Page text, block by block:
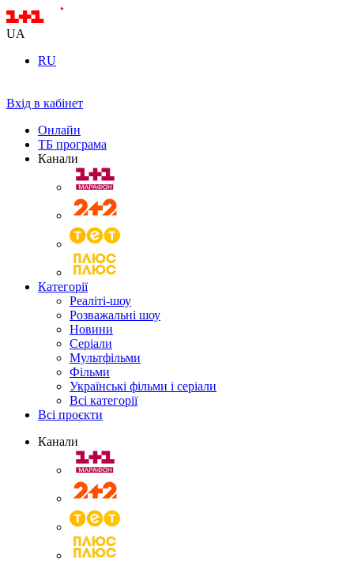
UA
RU
Вхід в кабінет
Онлайн
ТБ програма
Канали
Категорії
Реаліті-шоу
Розважальні шоу
Новини
Серіали
Мультфільми
Фільми
Українські фільми і серіали
Всі категорії
Всі проєкти
Канали